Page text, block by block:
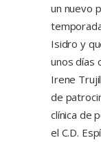
un nuevo
Isidro y
unos días
Irene
de
clínica de
el C.D.